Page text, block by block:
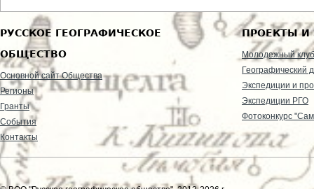
РУССКОЕ ГЕОГРАФИЧЕСКОЕ
ОБЩЕСТВО
Основной сайт Общества
Регионы
Гранты
События
Контакты
ПРОЕКТЫ И
Молодежный клуб
Географический
Экспедиции и
Экспедиции РГО
Фотоконкурс